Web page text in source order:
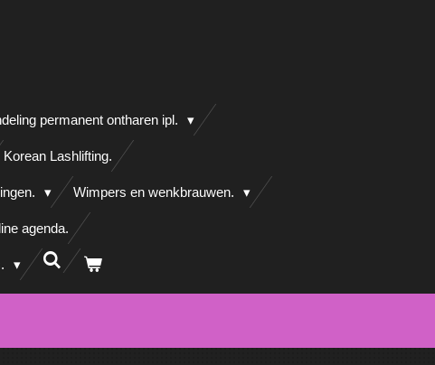
permanent ontharen ipl.
Korean Lashlifting.
Wimpers en wenkbrauwen.
agenda.